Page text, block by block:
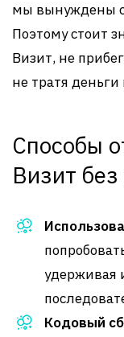
мы вынуждены
Поэтому стоит
Визит, не
не тратя
Способы
Визит
удерживая
Кодовый